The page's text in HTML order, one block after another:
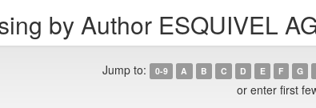
by Author ESQUIVEL
Jump to: 0-9 A B C D E F G
or enter first